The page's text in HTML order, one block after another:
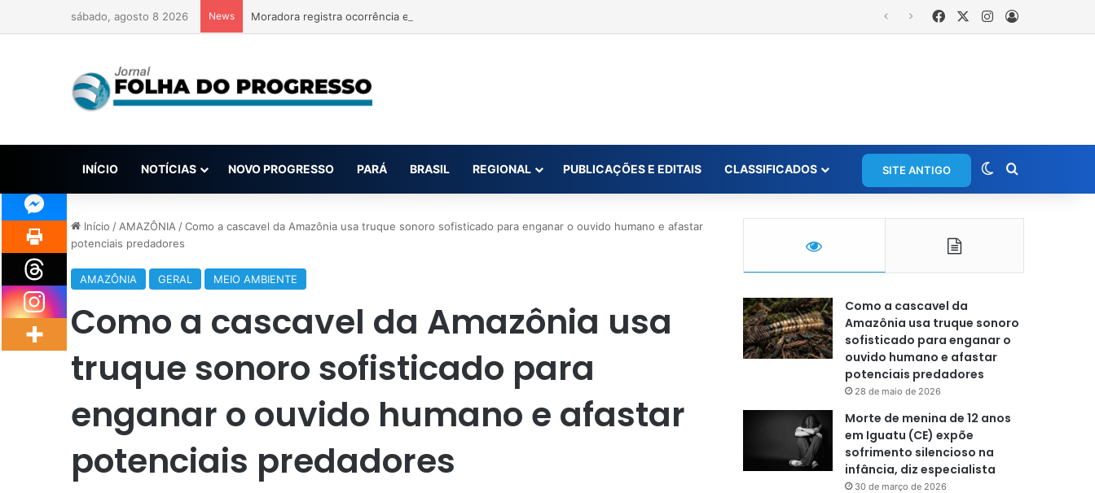
sábado, agosto 8 2026 News Moradora registra ocorrência e acusa primeira-dama de Nova Ipixuna de comentários vexatórios em grupo de WhatsApp FacebookInstagram
INÍCIO NOTÍCIAS NOVO PROGRESSO PARÁ BRASIL REGIONAL PUBLICAÇÕES E EDITAIS CLASSIFICADOS SITE ANTIGO Switch skin
Início / AMAZÔNIA /Como a cascavel da Amazônia usa truque sonoro sofisticado para enganar o ouvido humano e afastar
potenciais predadores
AMAZÔNIA GERAL MEIO AMBIENTE
Como a cascavel da Amazônia usa
truque sonoro sofisticado para
enganar o ouvido humano e afastar
potenciais predadores
Como a cascavel da
Amazônia usa truque sonoro
sofisticado para enganar o
ouvido humano e afastar
potenciais predadores
28 de maio de 2026
Morte de menina de 12 anos
em Iguatu (CE) expõe
sofrimento silencioso na
infância, diz especialista
30 de março de 2026